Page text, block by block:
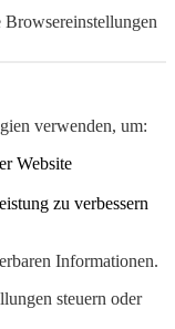
verwenden, um:
Website
zu verbessern
Informationen.
steuern oder